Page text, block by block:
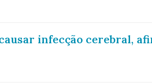
infecção cerebral,